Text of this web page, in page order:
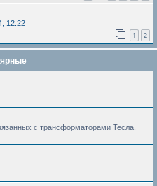
12:22
1 2
с трансформаторами Тесла.